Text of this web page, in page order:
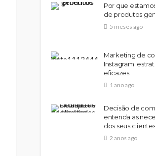
Como Solicitar
Imposto de Renda
1 ano ago
Por que
de produtos
5 meses ago
Marketing de
Instagram:
eficazes
1 ano ago
Decisão de
entenda as
dos seus
2 anos ago